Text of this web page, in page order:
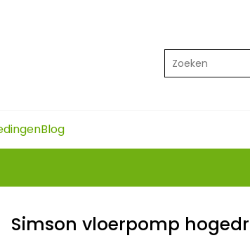
Zoeken
Blog
Simson vloerpomp